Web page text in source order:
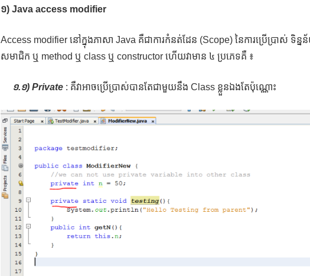
១) Java access modifier
Access modifier នៅក្នុងភាសា Java គឺជាការកំនត់ដែន (Scope) នៃការប្រើប្រាស់ ទិន្
សមាជិក ឬ method ឬ class ឬ constructor ហើយវាមាន ៤ ប្រភេទគឺ ៖
១.១) Private : គឺវាអាចប្រើប្រាស់បានតែជាមួយនឹង Class ខ្លួនឯងតែប៉ុណ្ណោះ